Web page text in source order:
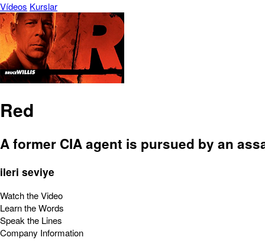
Vídeos Kurslar
Red
A former CIA agent is pursued by an
ileri seviye
Watch the Video
Learn the Words
Speak the Lines
Company Information